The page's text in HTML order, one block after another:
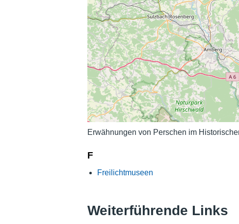
Erwähnungen von Perschen im
F
Freilichtmuseen
Weiterführende Links